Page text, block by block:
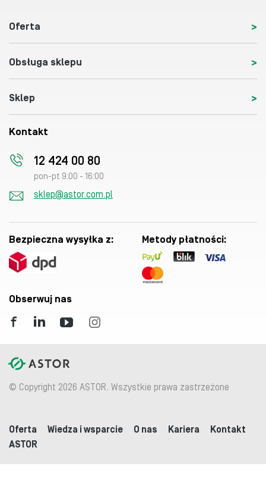
Oferta
Obsługa sklepu
Sklep
Kontakt
12 424 00 80
pon-pt 9:00 - 16:00
sklep@astor.com.pl
Bezpieczna wysyłka z: Metody płatności:
Obserwuj nas
© Copyright 2026 ASTOR. Wszystkie prawa zastrzeżone
Oferta Wiedza i wsparcie O nas Kariera
Kontakt
ASTOR